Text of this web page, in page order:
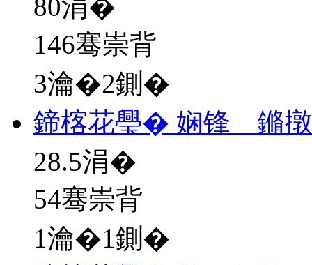
80涓�
146骞崇背
3瀹�2鍘�
鍗楁花璺� 娴锋 鏅
28.5涓�
54骞崇背
1瀹�1鍘�